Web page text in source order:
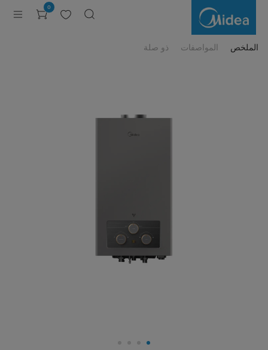
0
الملخص المواصفات ذو صلة